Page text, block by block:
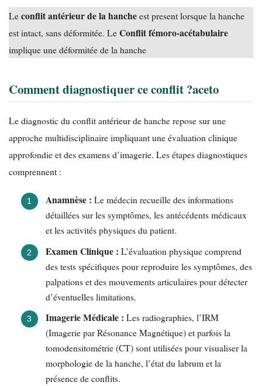
Leconflit antérieur de la hancheest present lorsque la hanche
est intact, sans déformitée. LeConflit fémoro-acétabulaire
implique une déformitée de la hanche
Comment diagnostiquer ce conflit ?aceto
Le diagnostic du conflit antérieur de hanche repose sur une
approche multidisciplinaire impliquant une évaluation clinique
approfondie et des examens d’imagerie. Les étapes diagnostiques
comprennent :
Anamnèse : Le médecin recueille des informations
détaillées sur les symptômes, les antécédents médicaux
et les activités physiques du patient.
Examen Clinique : L’évaluation physique comprend
des tests spécifiques pour reproduire les symptômes, des
palpations et des mouvements articulaires pour détecter
d’éventuelles limitations.
Imagerie Médicale : Les radiographies, l’IRM
(Imagerie par Résonance Magnétique) et parfois la
tomodensitométrie (CT) sont utilisées pour visualiser la
morphologie de la hanche, l’état du labrum et la
présence de conflits.